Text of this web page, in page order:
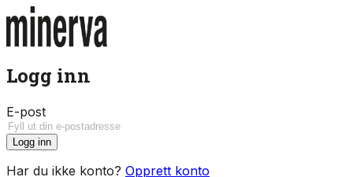
Logg inn
E-post
Logg inn
Har du ikke konto? Opprett konto